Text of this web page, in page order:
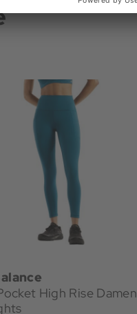
High Rise Damen